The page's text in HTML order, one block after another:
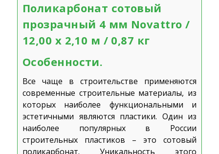
Поликарбонат сотовый
прозрачный 4 мм Novattro /
12,00 х 2,10 м / 0,87 кг
Особенности.
Все чаще в строительстве применяются
современные строительные материалы, из
которых наиболее функциональными и
эстетичными являются пластики. Один из
наиболее популярных в России
строительных пластиков – это сотовый
поликарбонат. Уникальность этого